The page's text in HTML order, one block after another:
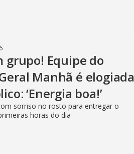
grupo! Equipe do
Manhã é elogiada
‘Energia boa!’
sorriso no rosto para entregar o
horas do dia